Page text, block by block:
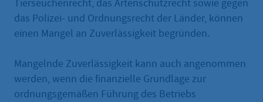
Tierseuchenrecht, das Artenschutzrecht sowie gegen
das Polizei- und Ordnungsrecht der Länder, können
einen Mangel an Zuverlässigkeit begründen.
Mangelnde Zuverlässigkeit kann auch angenommen
werden, wenn die finanzielle Grundlage zur
ordnungsgemäßen Führung des Betriebs